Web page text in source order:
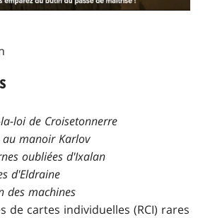
loi de Croisetonnerre
au manoir Karlov
oubliées d'Ixalan
d'Eldraine
des machines
de cartes individuelles (RCI) rares